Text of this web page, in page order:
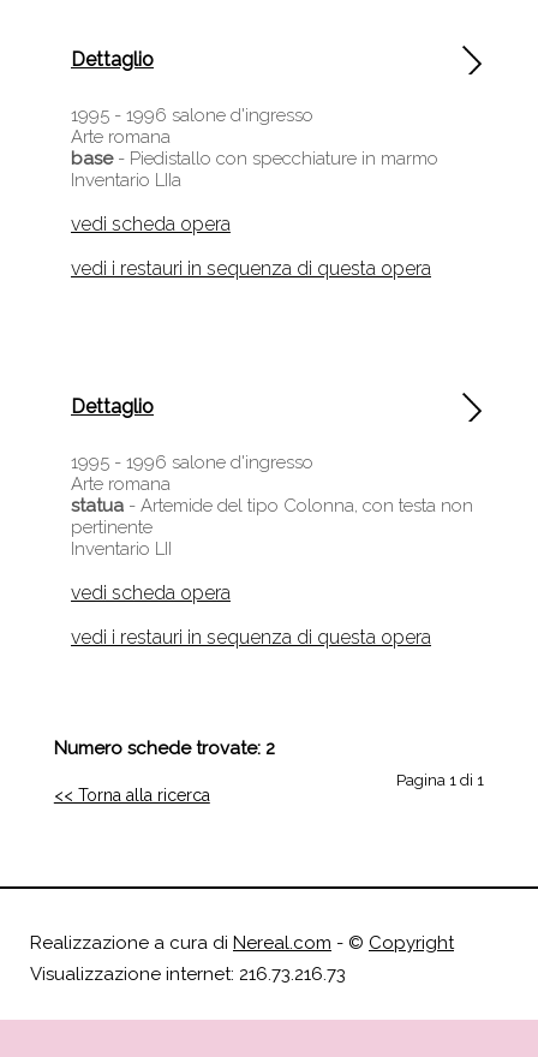
Dettaglio
1995 - 1996 salone d'ingresso
Arte romana
base- Piedistallo con specchiature in marmo
Inventario LIIa
vedi scheda opera
vedi i restauri in sequenza di questa opera
Dettaglio
1995 - 1996 salone d'ingresso
Arte romana
statua- Artemide del tipo Colonna, con testa non
pertinente
Inventario LII
vedi scheda opera
vedi i restauri in sequenza di questa opera
Numero schede trovate: 2
Pagina 1 di 1
<< Torna alla ricerca
Realizzazione a cura di Nereal.com - © Copyright
Visualizzazione internet: 216.73.216.73